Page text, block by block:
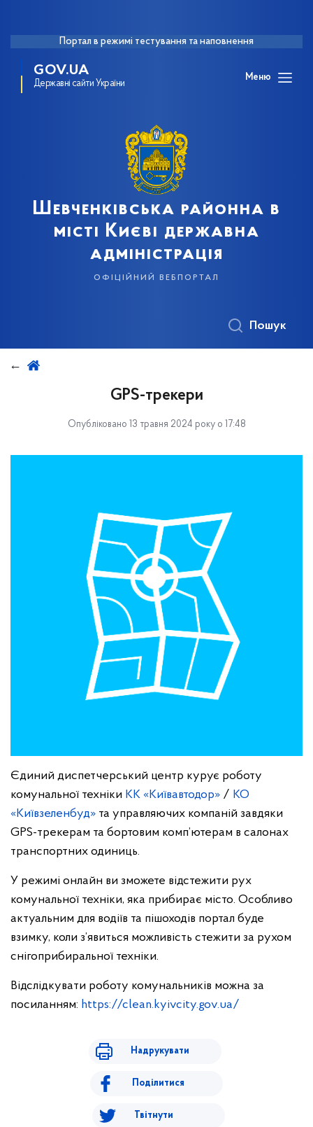
Портал в режимі тестування та наповнення
GOV.UA
Державні сайти України
Меню
Шевченківська районна в
місті Києві державна
адміністрація
офіційний вебпортал
Пошук
GPS-трекери
Опубліковано 13 травня 2024 року о 17:48
Єдиний диспетчерський центр курує роботу
комунальної техніки КК «Київавтодор» / КО
«Київзеленбуд» та управляючих компаній завдяки
GPS-трекерам та бортовим комп’ютерам в салонах
транспортних одиниць.
У режимі онлайн ви зможете відстежити рух
комунальної техніки, яка прибирає місто. Особливо
актуальним для водіїв та пішоходів портал буде
взимку, коли з’явиться можливість стежити за рухом
снігоприбиральної техніки.
Відслідкувати роботу комунальників можна за
посиланням: https://clean.kyivcity.gov.ua/
Надрукувати
Поділитися
Твітнути